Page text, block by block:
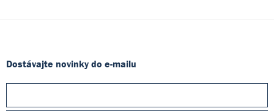
Dostávajte novinky do e-mailu